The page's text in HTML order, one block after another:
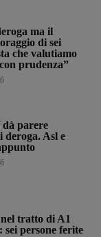
ma il
di sei
che valutiamo
prudenza”
parere
deroga. Asl e
tratto di A1
sei persone ferite